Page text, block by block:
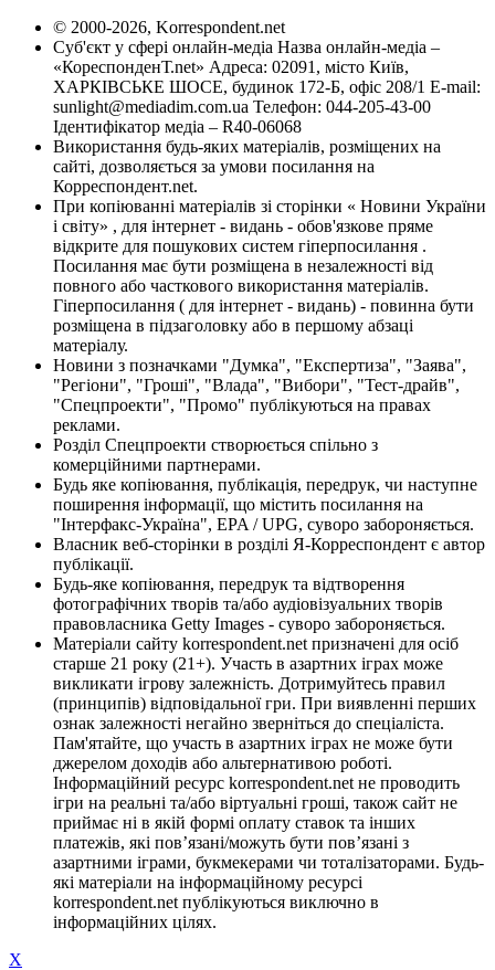
© 2000-2026, Korrespondent.net
Суб'єкт у сфері онлайн-медіа Назва онлайн-медіа –
«КореспонденТ.net» Адреса: 02091, місто Київ,
ХАРКІВСЬКЕ ШОСЕ, будинок 172-Б, офіс 208/1 E-mail:
sunlight@mediadim.com.ua Телефон: 044-205-43-00
Ідентифікатор медіа – R40-06068
Використання будь-яких матеріалів, розміщених на
сайті, дозволяється за умови посилання на
Корреспондент.net.
При копіюванні матеріалів зі сторінки « Новини України
і світу» , для інтернет - видань - обов'язкове пряме
відкрите для пошукових систем гіперпосилання .
Посилання має бути розміщена в незалежності від
повного або часткового використання матеріалів.
Гіперпосилання ( для інтернет - видань) - повинна бути
розміщена в підзаголовку або в першому абзаці
матеріалу.
Новини з позначками "Думка", "Експертиза", "Заява",
"Регіони", "Гроші", "Влада", "Вибори", "Тест-драйв",
"Спецпроекти", "Промо" публікуються на правах
реклами.
Розділ Спецпроекти створюється спільно з
комерційними партнерами.
Будь яке копіювання, публікація, передрук, чи наступне
поширення інформації, що містить посилання на
"Інтерфакс-Україна", EPA / UPG, суворо забороняється.
Власник веб-сторінки в розділі Я-Корреспондент є автор
публікації.
Будь-яке копіювання, передрук та відтворення
фотографічних творів та/або аудіовізуальних творів
правовласника Getty Images - суворо забороняється.
Матеріали сайту korrespondent.net призначені для осіб
старше 21 року (21+). Участь в азартних іграх може
викликати ігрову залежність. Дотримуйтесь правил
(принципів) відповідальної гри. При виявленні перших
ознак залежності негайно зверніться до спеціаліста.
Пам'ятайте, що участь в азартних іграх не може бути
джерелом доходів або альтернативою роботі.
Інформаційний ресурс korrespondent.net не проводить
ігри на реальні та/або віртуальні гроші, також сайт не
приймає ні в якій формі оплату ставок та інших
платежів, які пов’язані/можуть бути пов’язані з
азартними іграми, букмекерами чи тоталізаторами. Будь-
які матеріали на інформаційному ресурсі
korrespondent.net публікуються виключно в
інформаційних цілях.
X